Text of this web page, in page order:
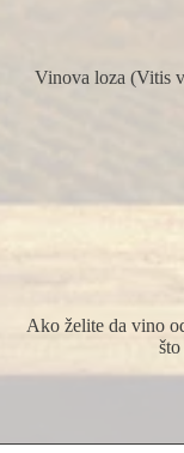
Vinova loza (Vitis
Ako želite da vino